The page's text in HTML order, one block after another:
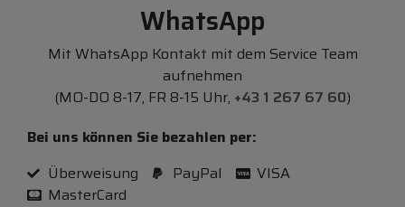
WhatsApp
Mit WhatsApp Kontakt mit dem Service Team
aufnehmen
(MO-DO 8-17, FR 8-15 Uhr, +43 1 267 67 60)
Bei uns können Sie bezahlen per:
Überweisung
PayPal
VISA
MasterCard